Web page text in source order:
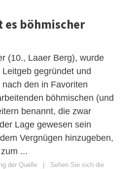
es böhmischer
(10., Laaer Berg), wurde
gegründet und
den in Favoriten
böhmischen (und
benannt, die zwar
Lage gewesen sein
Vergnügen hinzugeben,
...
der Quelle | Sehen Sie sich die